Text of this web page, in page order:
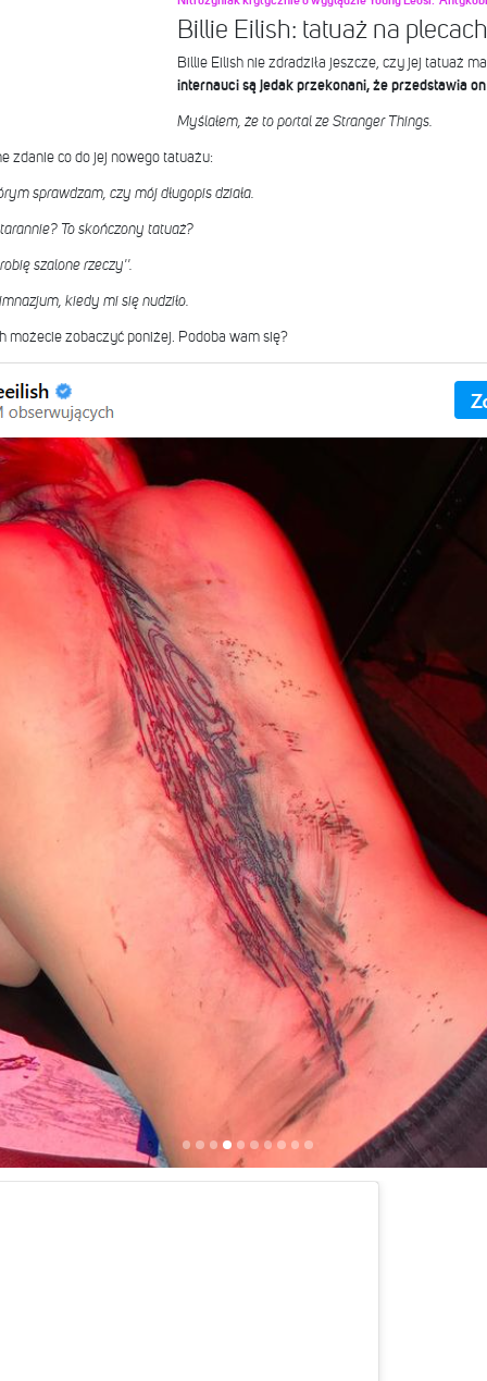
Billie Eilish: tatuaż na
Billie Eilish nie zdradziła jeszcze, czy jej tatuaż
internauci są jedak przekonani, że przedstawia
Myślałem, że to portal ze Stranger Things.
zdanie co do jej nowego tatuażu:
sprawdzam, czy mój długopis działa.
To skończony tatuaż?
szalone rzeczy''.
kiedy mi się nudziło.
możecie zobaczyć poniżej. Podoba wam się?